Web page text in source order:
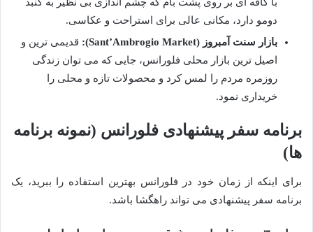
با کافه ای بر روی پشت بام که چشم اندازی بی نظیر به گنبد
دومو دارد، مکانی عالی برای استراحت و عکاسی.
بازار سنت آمبروز (Sant’Ambrogio Market):
قدیمی ترین و
اصیل ترین بازار محلی فلورانس، جایی که می توان زندگی
روزمره مردم را لمس کرد و محصولات تازه و محلی را
خریداری نمود.
برنامه سفر پیشنهادی فلورانس (نمونه برنامه
ها)
برای اینکه از زمان خود در فلورانس بهترین استفاده را ببرید، یک
برنامه سفر پیشنهادی می تواند راهگشا باشد.